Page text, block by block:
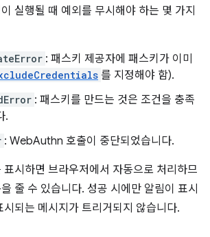
실행될 때 예외를 무시해야 하는 몇 가지
: 패스키 제공자에 패스키가 이미
를 지정해야 함).
: 패스키를 만드는 것은 조건을 충족
.
: WebAuthn 호출이 중단되었습니다.
표시하면 브라우저에서 자동으로 처리하므
줄 수 있습니다. 성공 시에만 알림이 표시
시되는 메시지가 트리거되지 않습니다.